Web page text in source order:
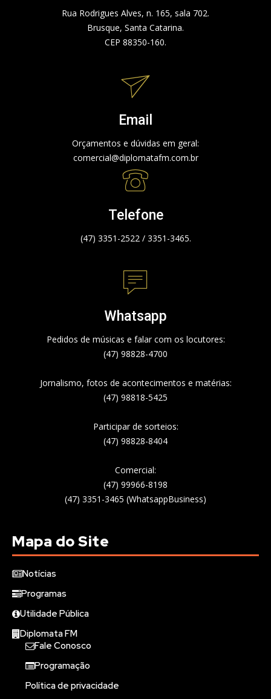
Rua Rodrigues Alves, n. 165, sala 702.
Brusque, Santa Catarina.
CEP 88350-160.
Email
Orçamentos e dúvidas em geral:
comercial@diplomatafm.com.br
Telefone
(47) 3351-2522 / 3351-3465.
Whatsapp
Pedidos de músicas e falar com os locutores:
(47) 98828-4700
Jornalismo, fotos de acontecimentos e matérias:
(47) 98818-5425
Participar de sorteios:
(47) 98828-8404
Comercial:
(47) 99966-8198
(47) 3351-3465 (WhatsappBusiness)
Mapa do Site
Notícias
Programas
Utilidade Pública
Diplomata FM
Fale Conosco
Programação
Política de privacidade